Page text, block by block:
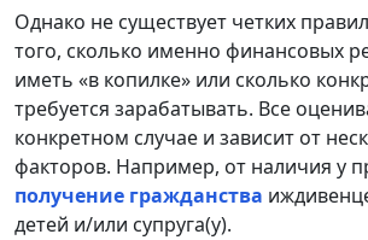
Однако не существует четких
того, сколько именно финансовых
иметь «в копилке» или сколько
требуется зарабатывать. Все
конкретном случае и зависит от
факторов. Например, от наличия у
получение гражданства
детей и/или супруга(у).